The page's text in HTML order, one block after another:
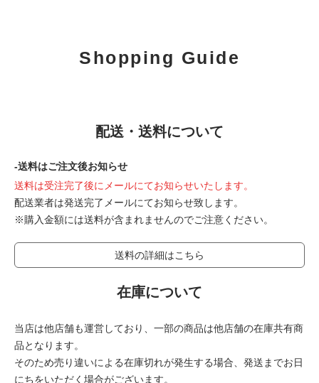
Shopping Guide
配送・送料について
-送料はご注文後お知らせ
送料は受注完了後にメールにてお知らせいたします。
配送業者は発送完了メールにてお知らせ致します。
※購入金額には送料が含まれませんのでご注意ください。
送料の詳細はこちら
在庫について
当店は他店舗も運営しており、一部の商品は他店舗の在庫共有商
品となります。
そのため売り違いによる在庫切れが発生する場合、発送までお日
にちをいただく場合がございます。